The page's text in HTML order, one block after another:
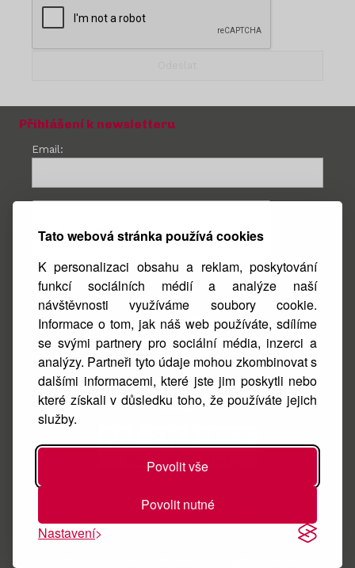
Tato webová stránka používá cookies
K personalizaci obsahu a reklam, poskytování
funkcí sociálních médií a analýze naší
návštěvnosti využíváme soubory cookie.
Informace o tom, jak náš web používáte, sdílíme
se svými partnery pro sociální média, inzerci a
analýzy. Partneři tyto údaje mohou zkombinovat s
dalšími informacemi, které jste jim poskytli nebo
které získali v důsledku toho, že používáte jejich
služby.
Povolit vše
Povolit nutné
Nastavení
Přihlášení k newsletteru
Email:
Facebook
Instagram
O nás
Kontakt